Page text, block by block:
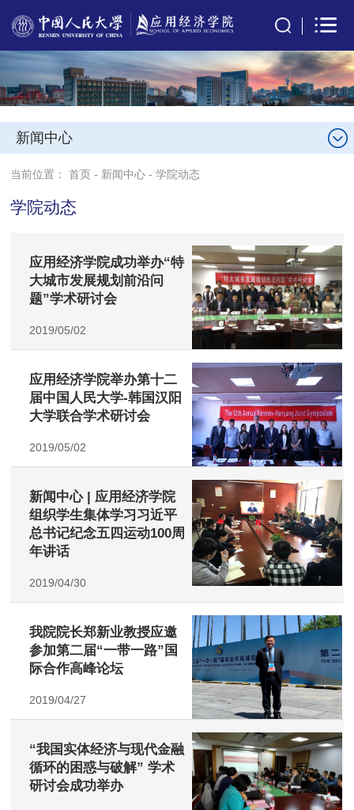
新闻中心
当前位置：首页 - 新闻中心 -学院动态
学院动态
应用经济学院成功举办“特
大城市发展规划前沿问
题”学术研讨会
2019/05/02
应用经济学院举办第十二
届中国人民大学-韩国汉阳
大学联合学术研讨会
2019/05/02
新闻中心 | 应用经济学院
组织学生集体学习习近平
总书记纪念五四运动100周
年讲话
2019/04/30
我院院长郑新业教授应邀
参加第二届“一带一路”国
际合作高峰论坛
2019/04/27
“我国实体经济与现代金融
循环的困惑与破解” 学术
研讨会成功举办